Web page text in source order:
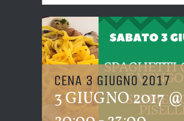
CENA 3 GIUGNO 2017
3 GIUGNO 2017 @